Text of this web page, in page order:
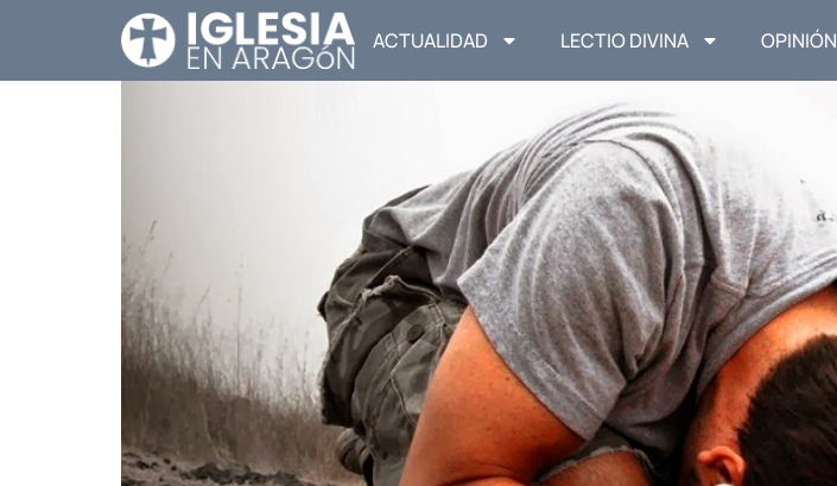
ACTUALIDAD LECTIO DIVINA OPINIÓN